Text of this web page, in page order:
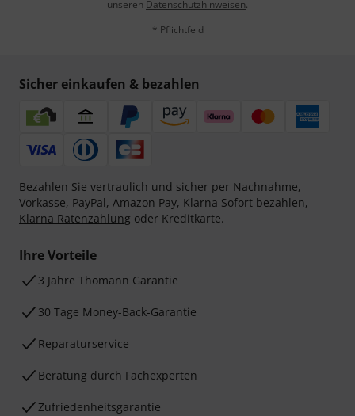
unseren Datenschutzhinweisen.
* Pflichtfeld
Sicher einkaufen & bezahlen
Bezahlen Sie vertraulich und sicher per Nachnahme,
Vorkasse, PayPal, Amazon Pay, Klarna Sofort bezahlen,
Klarna Ratenzahlung oder Kreditkarte.
Ihre Vorteile
3 Jahre Thomann Garantie
30 Tage Money-Back-Garantie
Reparaturservice
Beratung durch Fachexperten
Zufriedenheitsgarantie